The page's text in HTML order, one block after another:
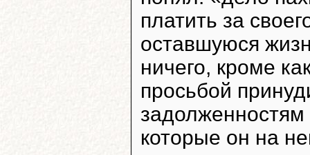
платить за
оставшуюся
ничего, кроме
просьбой
задолженностям
которые он на